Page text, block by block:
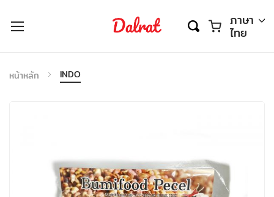
ตะกร้าภาษา
ไทย
หน้าหลัก INDO